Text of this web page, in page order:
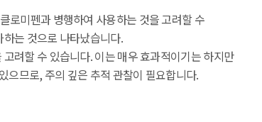
로미펜과 병행하여 사용하는 것을 고려할 수
는 것으로 나타났습니다.
려할 수 있습니다. 이는 매우 효과적이기는 하지만
으므로, 주의 깊은 추적 관찰이 필요합니다.